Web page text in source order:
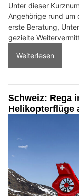
Unter dieser
Angehörige rund um
erste Beratung,
gezielte
Weiterlesen
Schweiz: Rega
Helikopterflüge